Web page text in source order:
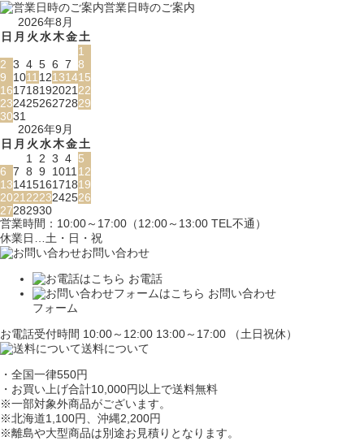
営業日時のご案内
2026年8月
日 月 火水木金土
1
2 3 4 5 6 7 8
9
101112131415
16171819202122
23242526272829
3031
2026年9月
日 月 火水木金土
1 2 3 4 5
6 7 8 9 101112
13141516171819
20212223242526
27282930
営業時間：10:00～17:00（12:00～13:00 TEL不通）
休業日…土・日・祝
お問い合わせ
お電話
お問い合わせ
フォーム
お電話受付時間 10:00～12:00 13:00～17:00 （土日祝休）
送料について
・全国一律550円
・お買い上げ合計10,000円 以上で送料無料
※一部対象外商品がございます。
※北海道1,100円、沖縄2,200円
※離島や大型商品は別途お見積りとなります。